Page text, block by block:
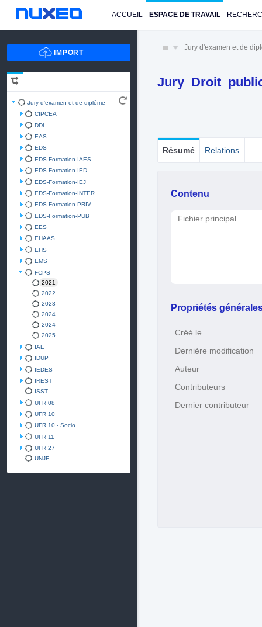
ACCUEIL ESPACE DE TRAVAIL
Jury d'examen et de diplôme
CIPCEA
DDL
EAS
EDS
EDS-Formation-IAES
EDS-Formation-IED
EDS-Formation-IEJ
EDS-Formation-INTER
EDS-Formation-PRIV
EDS-Formation-PUB
EES
EHAAS
EHS
EMS
FCPS
2021
2022
2023
2024
2024
2025
IAE
IDUP
IEDES
IREST
ISST
UFR 08
UFR 10
UFR 10 - Socio
UFR 11
UFR 27
UNJF
Jury d'examen et de
Résumé Relations
Contenu
Fichier principal
Propriétés
Créé le
Dernière modification
Auteur
Contributeurs
Dernier contributeur